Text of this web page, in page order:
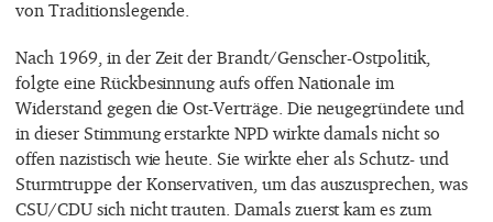
von Traditionslegende.
Nach 1969, in der Zeit der Brandt/Genscher-Ostpolitik,
folgte eine Rückbesinnung aufs offen Nationale im
Widerstand gegen die Ost-Verträge. Die neugegründete und
in dieser Stimmung erstarkte NPD wirkte damals nicht so
offen nazistisch wie heute. Sie wirkte eher als Schutz- und
Sturmtruppe der Konservativen, um das auszusprechen, was
CSU/CDU sich nicht trauten. Damals zuerst kam es zum